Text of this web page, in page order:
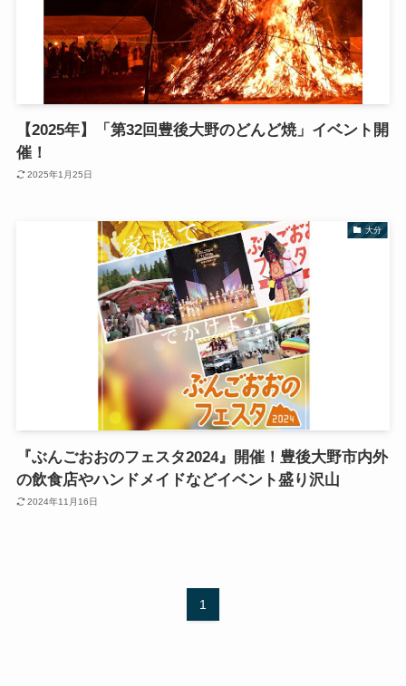
【2025年】「第32回豊後大野のどんど焼」イベント開
催！
2025年1月25日
大分
『ぶんごおおのフェスタ2024』開催！豊後大野市内外
の飲食店やハンドメイドなどイベント盛り沢山
2024年11月16日
1